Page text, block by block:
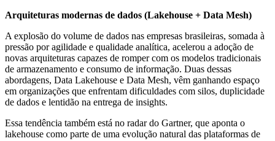
Arquiteturas modernas de dados (Lakehouse + Data Mesh)
A explosão do volume de dados nas empresas brasileiras, somada à
pressão por agilidade e qualidade analítica, acelerou a adoção de
novas arquiteturas capazes de romper com os modelos tradicionais
de armazenamento e consumo de informação. Duas dessas
abordagens, Data Lakehouse e Data Mesh, vêm ganhando espaço
em organizações que enfrentam dificuldades com silos, duplicidade
de dados e lentidão na entrega de insights.
Essa tendência também está no radar do Gartner, que aponta o
lakehouse como parte de uma evolução natural das plataformas de